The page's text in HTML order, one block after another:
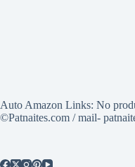
Auto Amazon Links: No
©Patnaites.com / mail-